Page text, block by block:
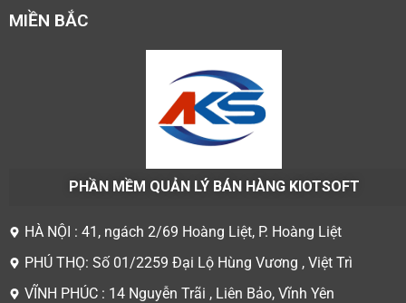
MIỀN BẮC
PHẦN MỀM QUẢN LÝ BÁN HÀNG KIOTSOFT
HÀ NỘI : 41, ngách 2/69 Hoàng Liệt, P. Hoàng Liệt
PHÚ THỌ: Số 01/2259 Đại Lộ Hùng Vương , Việt Trì
VĨNH PHÚC : 14 Nguyễn Trãi , Liên Bảo, Vĩnh Yên